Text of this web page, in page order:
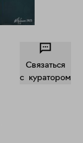
Связаться
c куратором